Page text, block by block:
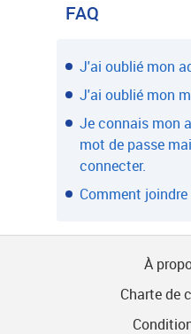
FAQ
J'ai oublié mon
J'ai oublié mon
Je connais mon
mot de passe
connecter.
Comment
À
Charte de